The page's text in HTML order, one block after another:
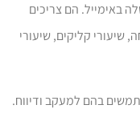
הם צריכים
קליקים, שיעורי
בהם למעקב ודיווח.